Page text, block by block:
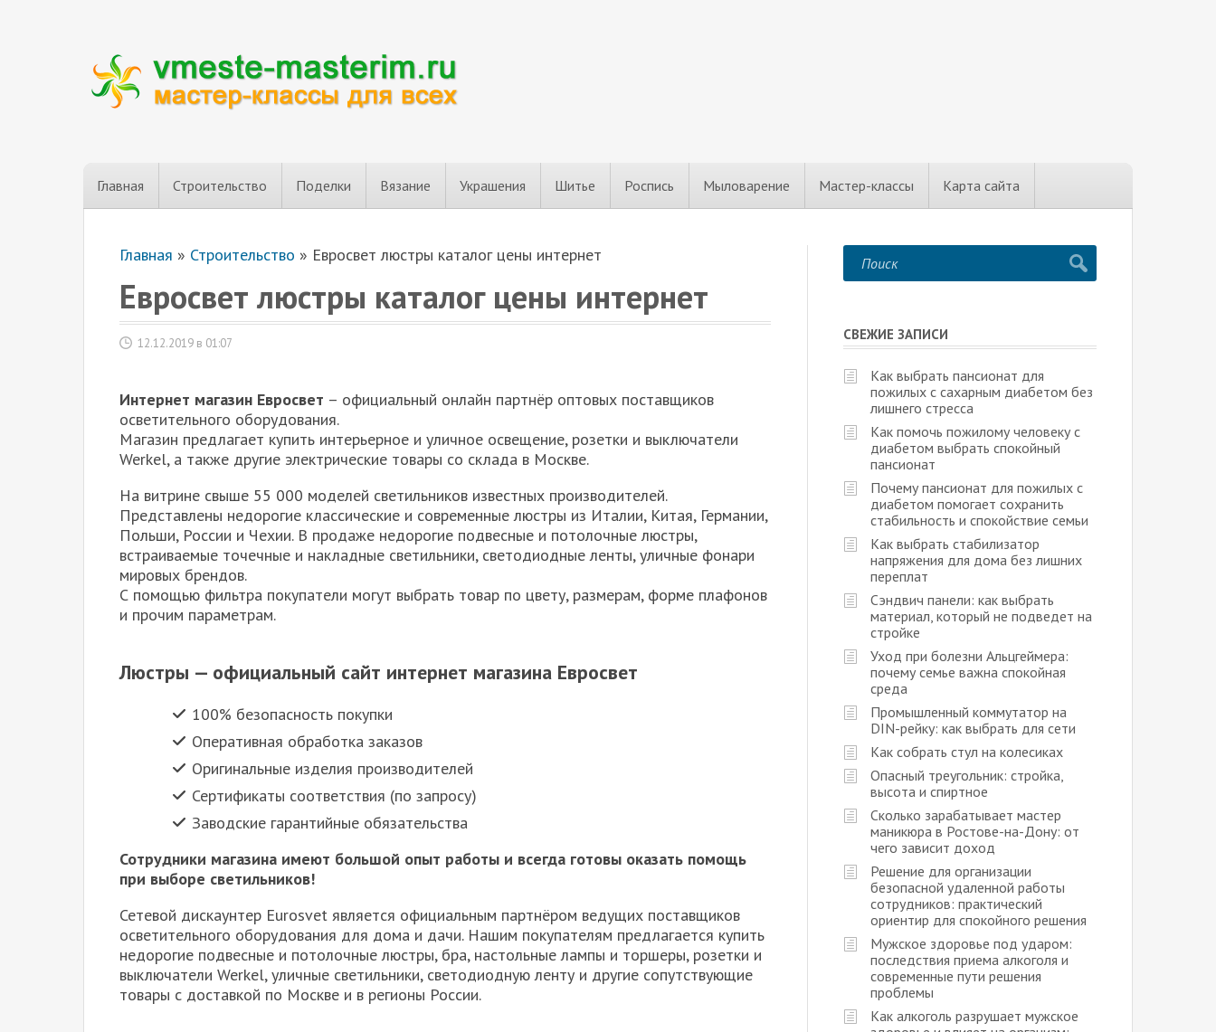
Главная Строительство Поделки Вязание Украшения Шитье Роспись Мыловарение Мастер-классы Карта сайта
Главная » Строительство » Евросвет люстры каталог цены интернет
Евросвет люстры каталог цены интернет
12.12.2019 в 01:07
Интернет магазин Евросвет – официальный онлайн партнёр оптовых поставщиков
осветительного оборудования.
Магазин предлагает купить интерьерное и уличное освещение, розетки и выключатели
Werkel, а также другие электрические товары со склада в Москве.
На витрине свыше 55 000 моделей светильников известных производителей.
Представлены недорогие классические и современные люстры из Италии, Китая, Германии,
Польши, России и Чехии. В продаже недорогие подвесные и потолочные люстры,
встраиваемые точечные и накладные светильники, светодиодные ленты, уличные фонари
мировых брендов.
С помощью фильтра покупатели могут выбрать товар по цвету, размерам, форме плафонов
и прочим параметрам.
Люстры — официальный сайт интернет магазина Евросвет
100% безопасность покупки
Оперативная обработка заказов
Оригинальные изделия производителей
Сертификаты соответствия (по запросу)
Заводские гарантийные обязательства
Сотрудники магазина имеют большой опыт работы и всегда готовы оказать помощь
при выборе светильников!
Сетевой дискаунтер Eurosvet является официальным партнёром ведущих поставщиков
осветительного оборудования для дома и дачи. Нашим покупателям предлагается купить
недорогие подвесные и потолочные люстры, бра, настольные лампы и торшеры, розетки и
выключатели Werkel, уличные светильники, светодиодную ленту и другие сопутствующие
товары с доставкой по Москве и в регионы России.
СВЕЖИЕ ЗАПИСИ
Как выбрать пансионат для
пожилых с сахарным диабетом без
лишнего стресса
Как помочь пожилому человеку с
диабетом выбрать спокойный
пансионат
Почему пансионат для пожилых с
диабетом помогает сохранить
стабильность и спокойствие семьи
Как выбрать стабилизатор
напряжения для дома без лишних
переплат
Сэндвич панели: как выбрать
материал, который не подведет на
стройке
Уход при болезни Альцгеймера:
почему семье важна спокойная
среда
Промышленный коммутатор на
DIN-рейку: как выбрать для сети
Как собрать стул на колесиках
Опасный треугольник: стройка,
высота и спиртное
Сколько зарабатывает мастер
маникюра в Ростове-на-Дону: от
чего зависит доход
Решение для организации
безопасной удаленной работы
сотрудников: практический
ориентир для спокойного решения
Мужское здоровье под ударом:
последствия приема алкоголя и
современные пути решения
проблемы
Как алкоголь разрушает мужское